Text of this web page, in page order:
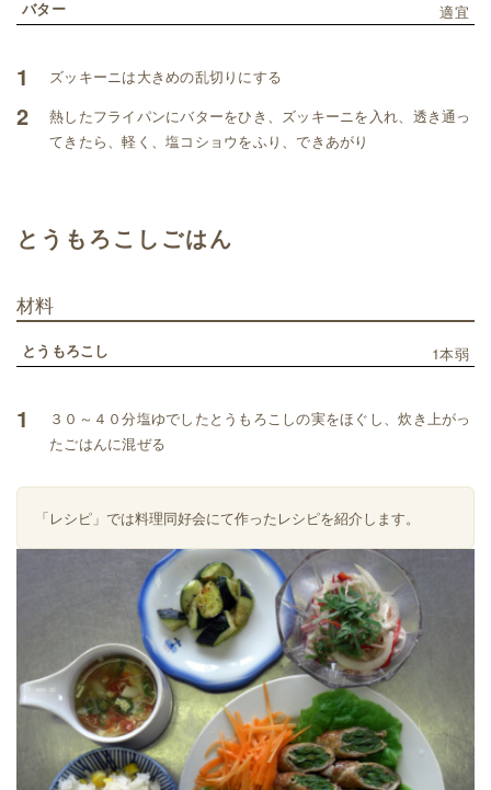
バター 適宜
ズッキーニは大きめの乱切りにする
1
熱したフライパンにバターをひき、ズッキーニを入れ、透き通っ
てきたら、軽く、塩コショウをふり、できあがり
2
とうもろこしごはん
材料
とうもろこし 1本弱
３０～４０分塩ゆでしたとうもろこしの実をほぐし、炊き上がっ
たごはんに混ぜる
1
「レシピ」では料理同好会にて作ったレシピを紹介します。